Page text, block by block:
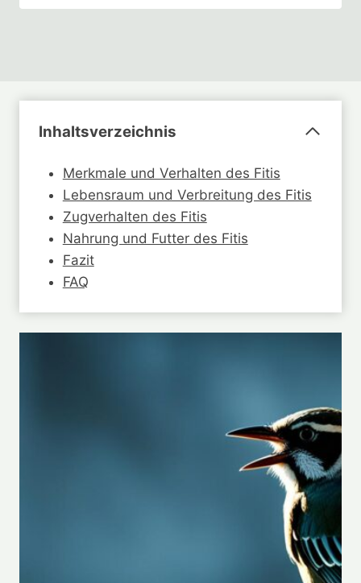
Inhaltsverzeichnis
Merkmale und Verhalten des Fitis
Lebensraum und Verbreitung des Fitis
Zugverhalten des Fitis
Nahrung und Futter des Fitis
Fazit
FAQ